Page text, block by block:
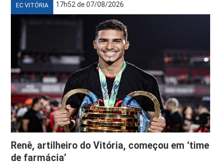
EC VITÓRIA 17h52 de 07/08/2026
Renê, artilheiro do Vitória, começou em ‘time
de farmácia’